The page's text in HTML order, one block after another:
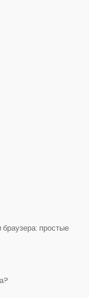
браузера: простые